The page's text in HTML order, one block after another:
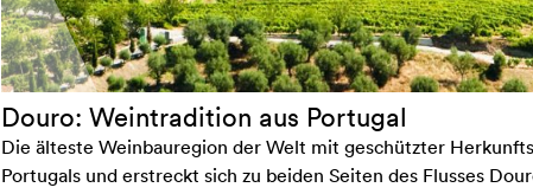
Douro: Weintradition aus Portugal
Die älteste Weinbauregion der Welt mit geschützter
Portugals und erstreckt sich zu beiden Seiten des Flusses